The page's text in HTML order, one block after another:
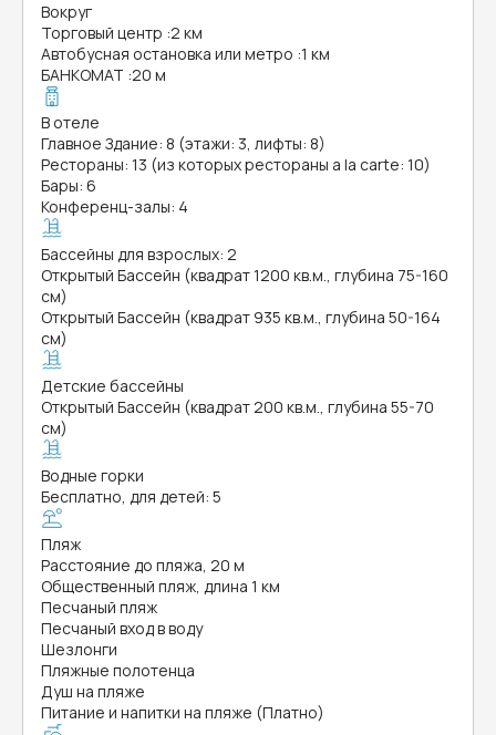
Вокруг
Торговый центр :2 км
Автобусная остановка или метро :1 км
БАНКОМАТ :20 м
В отеле
Главное Здание: 8 (этажи: 3, лифты: 8)
Рестораны: 13 (из которых рестораны a la carte: 10)
Бары: 6
Конференц-залы: 4
Бассейны для взрослых: 2
Открытый Бассейн (квадрат 1200 кв.м., глубина 75-160
см)
Открытый Бассейн (квадрат 935 кв.м., глубина 50-164
см)
Детские бассейны
Открытый Бассейн (квадрат 200 кв.м., глубина 55-70
см)
Водные горки
Бесплатно, для детей: 5
Пляж
Расстояние до пляжа, 20 м
Общественный пляж, длина 1 км
Песчаный пляж
Песчаный вход в воду
Шезлонги
Пляжные полотенца
Душ на пляже
Питание и напитки на пляже (Платно)